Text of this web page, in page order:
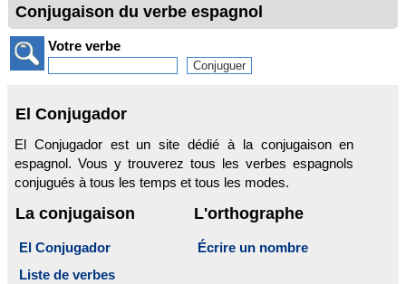
Conjugaison du verbe espagnol
Votre verbe
El Conjugador
El Conjugador est un site dédié à la conjugaison en
espagnol. Vous y trouverez tous les verbes espagnols
conjugués à tous les temps et tous les modes.
La conjugaison
El Conjugador
Liste de verbes
L'orthographe
Écrire un nombre